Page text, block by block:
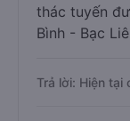
thác tuyến
Bình - Bạc
Trả lời: Hiện tại